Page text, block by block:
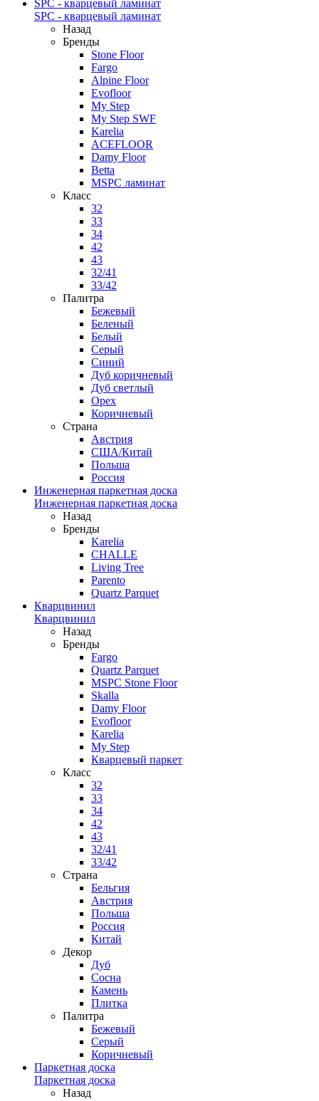
SPC - кварцевый ламинат
SPC - кварцевый ламинат
Назад
Бренды
Stone Floor
Fargo
Alpine Floor
Evofloor
My Step
My Step SWF
Karelia
ACEFLOOR
Damy Floor
Betta
MSPC ламинат
Класс
32
33
34
42
43
32/41
33/42
Палитра
Бежевый
Беленый
Белый
Серый
Синий
Дуб коричневый
Дуб светлый
Орех
Коричневый
Страна
Австрия
США/Китай
Польша
Россия
Инженерная паркетная доска
Инженерная паркетная доска
Назад
Бренды
Karelia
CHALLE
Living Tree
Parento
Quartz Parquet
Кварцвинил
Кварцвинил
Назад
Бренды
Fargo
Quartz Parquet
MSPC Stone Floor
Skalla
Damy Floor
Evofloor
Karelia
My Step
Кварцевый паркет
Класс
32
33
34
42
43
32/41
33/42
Страна
Бельгия
Австрия
Польша
Россия
Китай
Декор
Дуб
Сосна
Камень
Плитка
Палитра
Бежевый
Серый
Коричневый
Паркетная доска
Паркетная доска
Назад